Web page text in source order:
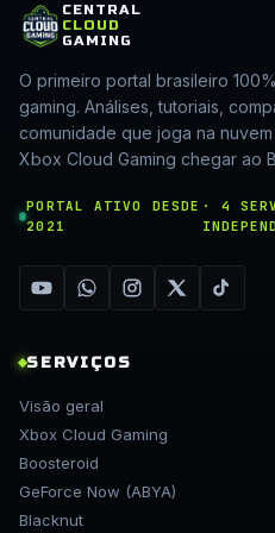
CENTRAL
CLOUD
GAMING
O primeiro portal brasileiro
gaming. Análises, tutoriais,
comunidade que joga na
Xbox Cloud Gaming chegar ao
PORTAL ATIVO DESDE
2021
· 4
SERVIÇOS
Visão geral
Xbox Cloud Gaming
Boosteroid
GeForce Now (ABYA)
Blacknut